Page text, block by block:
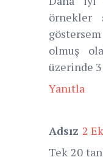
örnekler
olmuş
üzerinde
Yanıtla
Adsız 2
Tek 20